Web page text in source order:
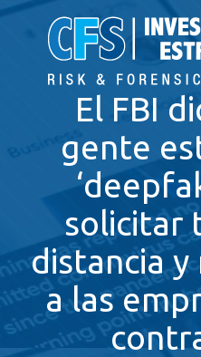
El FBI
gente
solicitar
distancia
a las